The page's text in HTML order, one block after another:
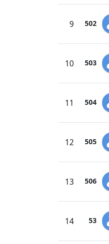
9 502
10 503
11 504
12 505
13 506
14 53